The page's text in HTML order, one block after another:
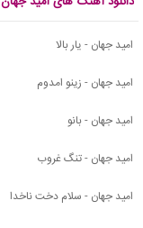
امید جهان - یار بالا
امید جهان - زینو امدوم
امید جهان - بانو
امید جهان - تنگ غروب
امید جهان - سلام دخت ناخدا